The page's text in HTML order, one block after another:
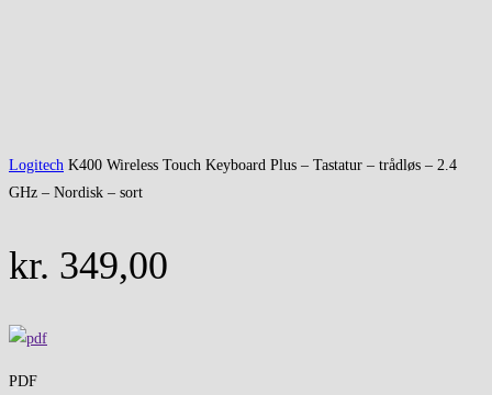
Logitech K400 Wireless Touch Keyboard Plus – Tastatur – trådløs – 2.4
GHz – Nordisk – sort
kr. 349,00
PDF